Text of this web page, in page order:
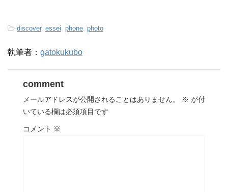
-discover, essei phone photo
執筆者： gatokukubo
comment
メールアドレスが公開されることはありません。 ※ が付
いている欄は必須項目です
コメント ※